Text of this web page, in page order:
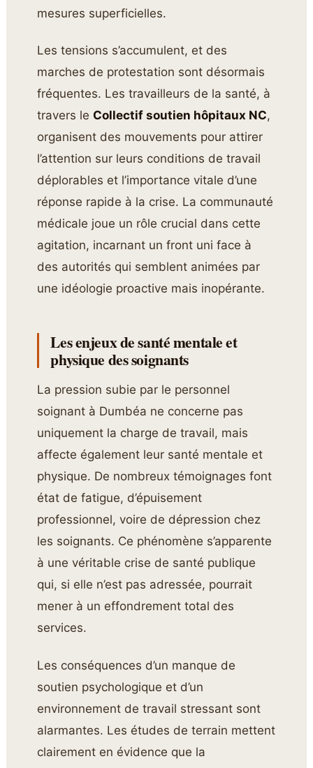
mesures superficielles.
Les tensions s’accumulent, et des
marches de protestation sont désormais
fréquentes. Les travailleurs de la santé, à
travers le Collectif soutien hôpitaux NC,
organisent des mouvements pour attirer
l’attention sur leurs conditions de travail
déplorables et l’importance vitale d’une
réponse rapide à la crise. La communauté
médicale joue un rôle crucial dans cette
agitation, incarnant un front uni face à
des autorités qui semblent animées par
une idéologie proactive mais inopérante.
Les enjeux de santé mentale et
physique des soignants
La pression subie par le personnel
soignant à Dumbéa ne concerne pas
uniquement la charge de travail, mais
affecte également leur santé mentale et
physique. De nombreux témoignages font
état de fatigue, d’épuisement
professionnel, voire de dépression chez
les soignants. Ce phénomène s’apparente
à une véritable crise de santé publique
qui, si elle n’est pas adressée, pourrait
mener à un effondrement total des
services.
Les conséquences d’un manque de
soutien psychologique et d’un
environnement de travail stressant sont
alarmantes. Les études de terrain mettent
clairement en évidence que la